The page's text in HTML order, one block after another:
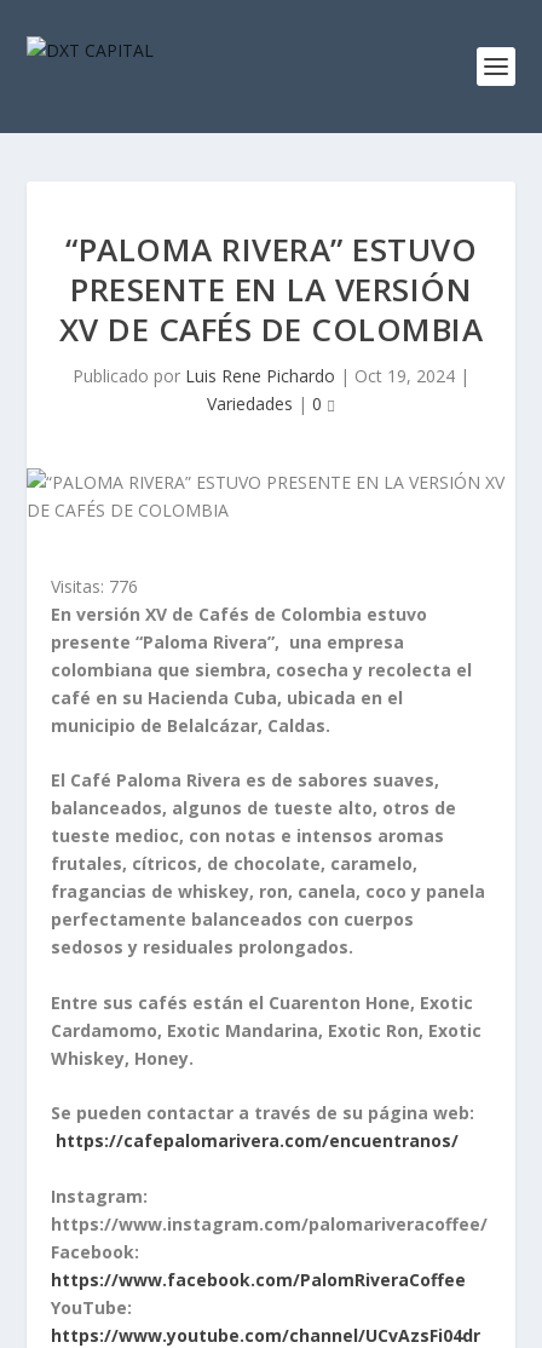
“PALOMA RIVERA” ESTUVO
PRESENTE EN LA VERSIÓN
XV DE CAFÉS DE COLOMBIA
Publicado por Luis Rene Pichardo | Oct 19, 2024 |
Variedades | 0
Visitas: 776
En versión XV de Cafés de Colombia estuvo
presente “Paloma Rivera”, una empresa
colombiana que siembra, cosecha y recolecta el
café en su Hacienda Cuba, ubicada en el
municipio de Belalcázar, Caldas.
El Café Paloma Rivera es de sabores suaves,
balanceados, algunos de tueste alto, otros de
tueste medioc, con notas e intensos aromas
frutales, cítricos, de chocolate, caramelo,
fragancias de whiskey, ron, canela, coco y panela
perfectamente balanceados con cuerpos
sedosos y residuales prolongados.
Entre sus cafés están el Cuarenton Hone, Exotic
Cardamomo, Exotic Mandarina, Exotic Ron, Exotic
Whiskey, Honey.
Se pueden contactar a través de su página web:
https://cafepalomarivera.com/encuentranos/
Instagram:
https://www.instagram.com/palomariveracoffee/
Facebook:
https://www.facebook.com/PalomRiveraCoffee
YouTube:
https://www.youtube.com/channel/UCvAzsFi04dr